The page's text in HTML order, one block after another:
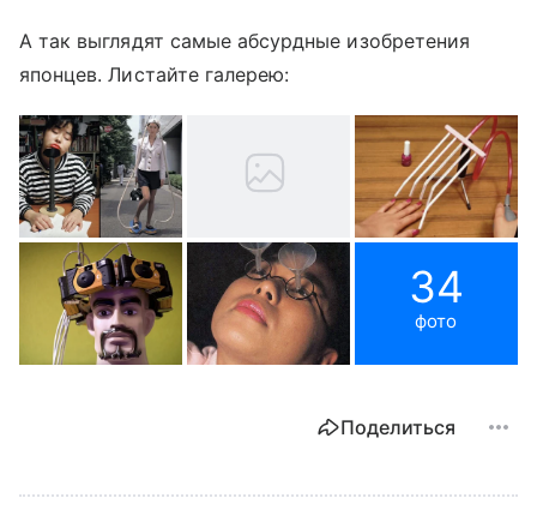
А так выглядят самые абсурдные изобретения
японцев. Листайте галерею:
34
фото
Поделиться